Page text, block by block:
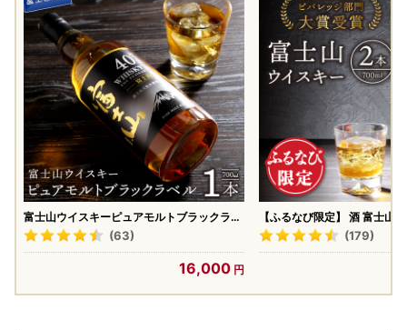
富士山ウイスキーピュアモルトブラックラベ
ル700ml
(63)
16,000
【ふるなび限定】 酒 富士山
700ml 2本セット ハイボー
Limited-SP
(179)